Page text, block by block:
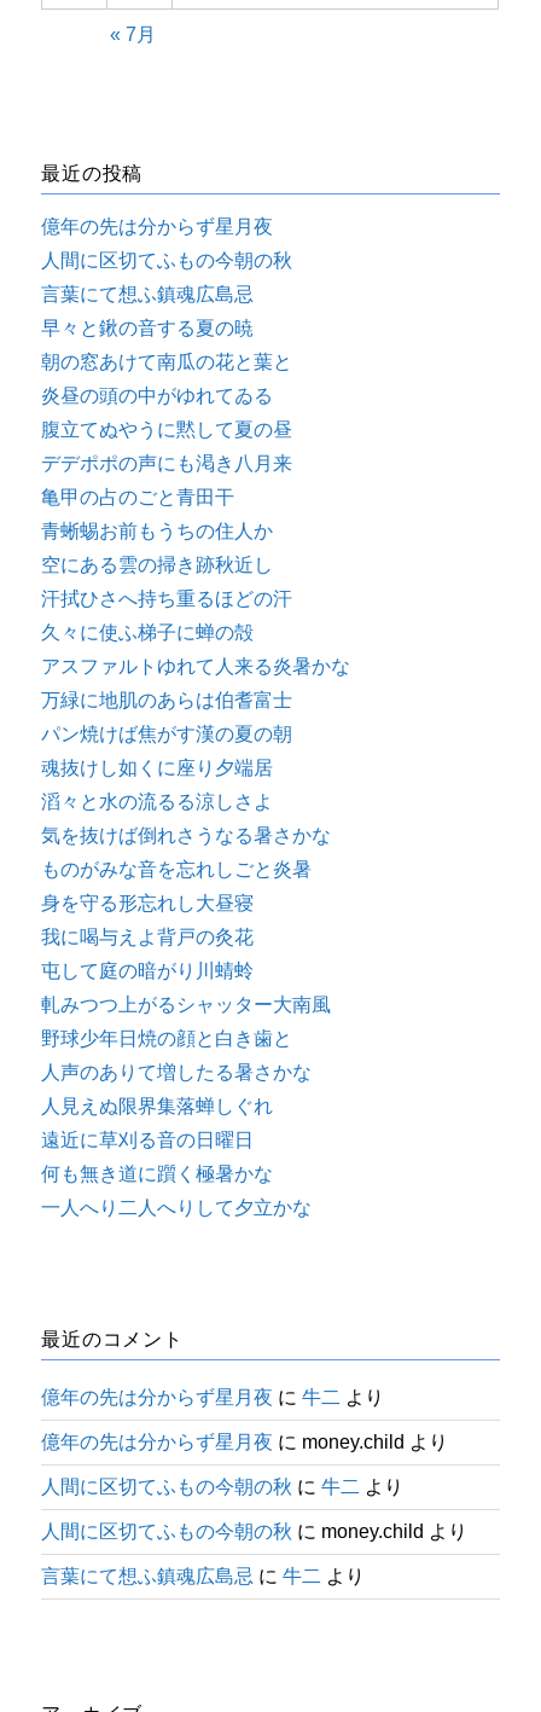
« 7月
最近の投稿
億年の先は分からず星月夜
人間に区切てふもの今朝の秋
言葉にて想ふ鎮魂広島忌
早々と鍬の音する夏の暁
朝の窓あけて南瓜の花と葉と
炎昼の頭の中がゆれてゐる
腹立てぬやうに黙して夏の昼
デデポポの声にも渇き八月来
亀甲の占のごと青田干
青蜥蜴お前もうちの住人か
空にある雲の掃き跡秋近し
汗拭ひさへ持ち重るほどの汗
久々に使ふ梯子に蝉の殻
アスファルトゆれて人来る炎暑かな
万緑に地肌のあらは伯耆富士
パン焼けば焦がす漢の夏の朝
魂抜けし如くに座り夕端居
滔々と水の流るる涼しさよ
気を抜けば倒れさうなる暑さかな
ものがみな音を忘れしごと炎暑
身を守る形忘れし大昼寝
我に喝与えよ背戸の灸花
屯して庭の暗がり川蜻蛉
軋みつつ上がるシャッター大南風
野球少年日焼の顔と白き歯と
人声のありて増したる暑さかな
人見えぬ限界集落蝉しぐれ
遠近に草刈る音の日曜日
何も無き道に躓く極暑かな
一人へり二人へりして夕立かな
最近のコメント
億年の先は分からず星月夜 に牛二 より
億年の先は分からず星月夜 に money.child より
人間に区切てふもの今朝の秋 に牛二 より
人間に区切てふもの今朝の秋 に money.child より
言葉にて想ふ鎮魂広島忌 に牛二 より